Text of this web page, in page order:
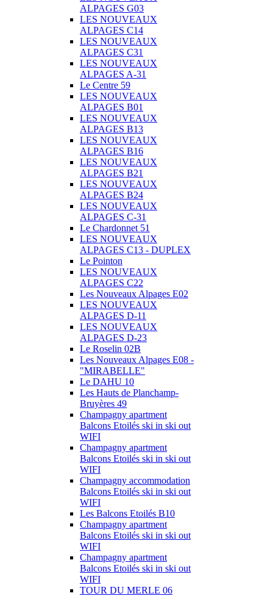
ALPAGES G03
LES NOUVEAUX
ALPAGES C14
LES NOUVEAUX
ALPAGES C31
LES NOUVEAUX
ALPAGES A-31
Le Centre 59
LES NOUVEAUX
ALPAGES B01
LES NOUVEAUX
ALPAGES B13
LES NOUVEAUX
ALPAGES B16
LES NOUVEAUX
ALPAGES B21
LES NOUVEAUX
ALPAGES B24
LES NOUVEAUX
ALPAGES C-31
Le Chardonnet 51
LES NOUVEAUX
ALPAGES C13 - DUPLEX
Le Pointon
LES NOUVEAUX
ALPAGES C22
Les Nouveaux Alpages E02
LES NOUVEAUX
ALPAGES D-11
LES NOUVEAUX
ALPAGES D-23
Le Roselin 02B
Les Nouveaux Alpages E08 -
"MIRABELLE"
Le DAHU 10
Les Hauts de Planchamp-
Bruyères 49
Champagny apartment
Balcons Etoilés ski in ski out
WIFI
Champagny apartment
Balcons Etoilés ski in ski out
WIFI
Champagny accommodation
Balcons Etoilés ski in ski out
WIFI
Les Balcons Etoilés B10
Champagny apartment
Balcons Etoilés ski in ski out
WIFI
Champagny apartment
Balcons Etoilés ski in ski out
WIFI
TOUR DU MERLE 06